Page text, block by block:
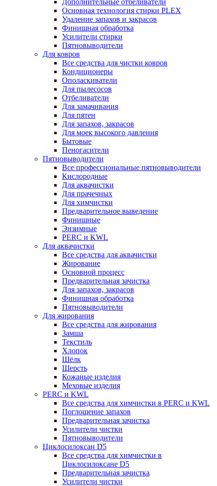
Дополнительные отбеливатели
Основная технология стирки PLEX
Удаление запахов и закрасов
Финишная обработка
Усилители стирки
Пятновыводители
Для ковров
Все средства для чистки ковров
Кондиционеры
Ополаскиватели
Для пылесосов
Отбеливатели
Для замачивания
Для пятен
Для запахов, закрасов
Для моек высокого давления
Бытовые
Пеногасители
Пятновыводители
Все профессиональные пятновыводители
Кислородные
Для аквачистки
Для прачечных
Для химчистки
Предварительное выведение
Финишные
Энзимные
PERC и KWL
Для аквачистки
Все средства для аквачистки
Жирование
Основной процесс
Предварительная зачистка
Для запахов, закрасов
Финишная обработка
Пятновыводители
Для жирования
Все средства для жирования
Замша
Текстиль
Хлопок
Шёлк
Шерсть
Кожаные изделия
Меховые изделия
PERC и KWL
Все средства для химчистки в PERC и KWL
Поглощение запахов
Предварительная зачистка
Усилители чистки
Пятновыводители
Циклосилоксан D5
Все средства для химчистки в
Циклосилоксане D5
Предварительная зачистка
Усилители чистки